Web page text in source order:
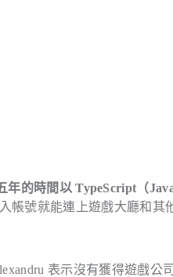
的時間以 TypeScript（
帳號就能連上遊戲大廳和其
表示沒有獲得遊戲公